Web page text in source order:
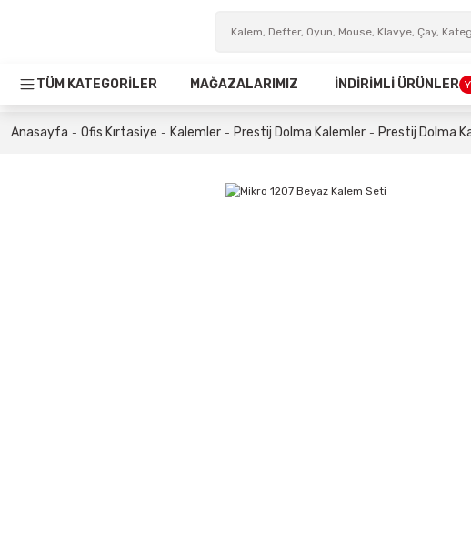
TÜM KATEGORİLER MAĞAZALARIMIZ İNDİRİMLİ ÜRÜNLER
Anasayfa Ofis Kırtasiye Kalemler Prestij Dolma Kalemler Prestij Dolma